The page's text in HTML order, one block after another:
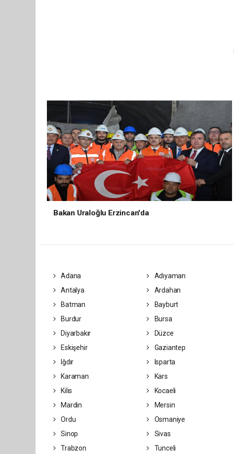
Bakan Uraloğlu Erzincan'da
Adana Adıyaman
Antalya
Ardahan
Batman
Bayburt
Burdur
Bursa
Diyarbakır
Düzce
Eskişehir
Gaziantep
Iğdır
Isparta
Karaman
Kars
Kilis
Kocaeli
Mardin
Mersin
Ordu
Osmaniye
Sinop
Sivas
Trabzon
Tunceli